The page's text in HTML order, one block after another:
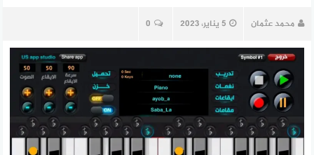
محمد عثمان 5 يناير، 2023 0